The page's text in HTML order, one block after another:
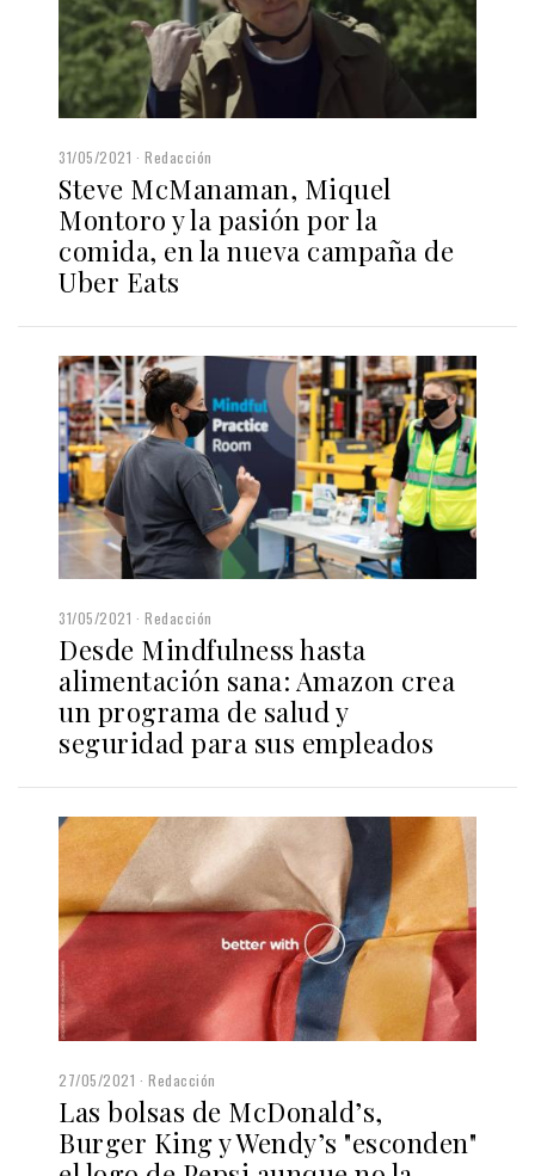
31/05/2021 Redacción
Steve McManaman, Miquel
Montoro y la pasión por la
comida, en la nueva campaña de
Uber Eats
31/05/2021 Redacción
Desde Mindfulness hasta
alimentación sana: Amazon crea
un programa de salud y
seguridad para sus empleados
27/05/2021 Redacción
Las bolsas de McDonald’s,
Burger King y Wendy’s "esconden"